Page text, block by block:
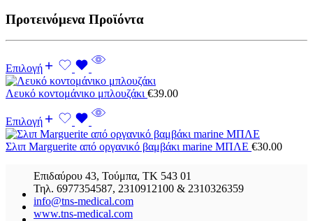
Προτεινόμενα Προϊόντα
Επιλογή
Λευκό κοντομάνικο μπλουζάκι€39.00
Επιλογή
Σλιπ Marguerite από οργανικό βαμβάκι marine ΜΠΛΕ €30.00
Επιδαύρου 43, Τούμπα, ΤΚ 543 01
Τηλ. 6977354587, 2310912100 & 2310326359
info@tns-medical.com
www.tns-medical.com